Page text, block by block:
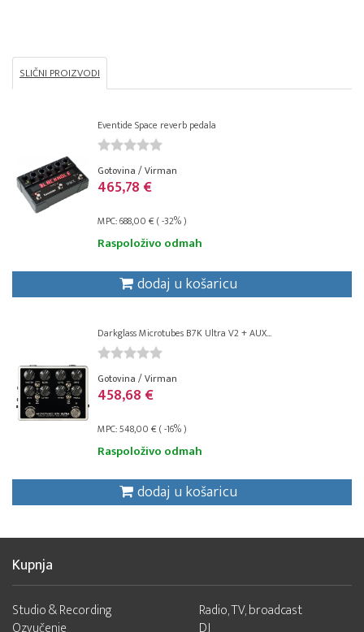
SLIČNI PROIZVODI
Eventide Space reverb pedala
Gotovina / Virman
465,78 €
MPC: 688,00 € ( -32% )
Raspoloživo odmah
dodaj u košaricu
Darkglass Microtubes B7K Ultra V2 + AUX...
Gotovina / Virman
458,68 €
MPC: 548,00 € ( -16% )
Raspoloživo odmah
dodaj u košaricu
Kupnja
Studio & Recording
Radio, TV, broadcast